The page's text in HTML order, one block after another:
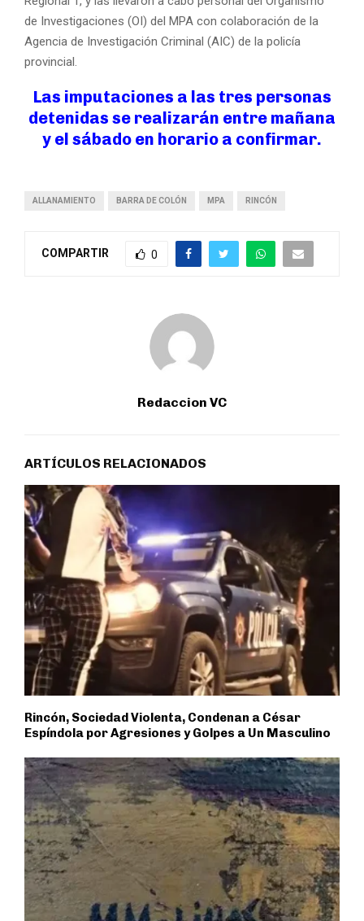
de Investigaciones (OI) del MPA con colaboración de la
Agencia de Investigación Criminal (AIC) de la policía
provincial.
Las imputaciones a las tres personas
detenidas se realizarán entre mañana
y el sábado en horario a confirmar.
ALLANAMIENTO BARRA DE COLÓN MPA RINCÓN
COMPARTIR 0
Redaccion VC
ARTÍCULOS RELACIONADOS
Rincón, Sociedad Violenta, Condenan a César
Espíndola por Agresiones y Golpes a Un Masculino